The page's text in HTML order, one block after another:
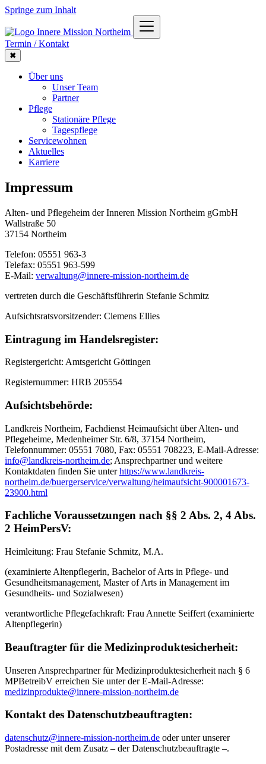
Springe zum Inhalt
Termin / Kontakt
✖
Über uns
Unser Team
Partner
Pflege
Stationäre Pflege
Tagespflege
Servicewohnen
Aktuelles
Karriere
Impressum
Alten- und Pflegeheim der Inneren Mission Northeim gGmbH
Wallstraße 50
37154 Northeim
Telefon: 05551 963-3
Telefax: 05551 963-599
E-Mail: verwaltung@innere-mission-northeim.de
vertreten durch die Geschäftsführerin Stefanie Schmitz
Aufsichtsratsvorsitzender: Clemens Ellies
Eintragung im Handelsregister:
Registergericht: Amtsgericht Göttingen
Registernummer: HRB 205554
Aufsichtsbehörde:
Landkreis Northeim, Fachdienst Heimaufsicht über Alten- und
Pflegeheime, Medenheimer Str. 6/8, 37154 Northeim,
Telefonnummer: 05551 7080, Fax: 05551 708223, E-Mail-Adresse:
info@landkreis-northeim.de; Ansprechpartner und weitere
Kontaktdaten finden Sie unterhttps://www.landkreis-
northeim.de/buergerservice/verwaltung/heimaufsicht-900001673-
23900.html
Fachliche Voraussetzungen nach §§ 2 Abs. 2, 4 Abs.
2 HeimPersV:
Heimleitung: Frau Stefanie Schmitz, M.A.
(examinierte Altenpflegerin, Bachelor of Arts in Pflege- und
Gesundheitsmanagement, Master of Arts in Management im
Gesundheits- und Sozialwesen)
verantwortliche Pflegefachkraft: Frau Annette Seiffert (examinierte
Altenpflegerin)
Beauftragter für die Medizinproduktesicherheit:
Unseren Ansprechpartner für Medizinproduktesicherheit nach § 6
MPBetreibV erreichen Sie unter der E-Mail-Adresse:
medizinprodukte@innere-mission-northeim.de
Kontakt des Datenschutzbeauftragten:
datenschutz@innere-mission-northeim.de oder unter unserer
Postadresse mit dem Zusatz – der Datenschutzbeauftragte –.